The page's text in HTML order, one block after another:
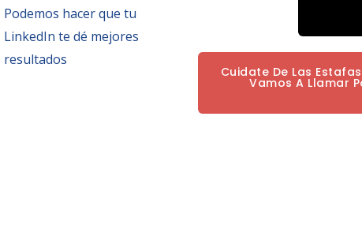
Podemos hacer que tu
LinkedIn te dé mejores
resultados
Cuidate De Las
Vamos A Llamar